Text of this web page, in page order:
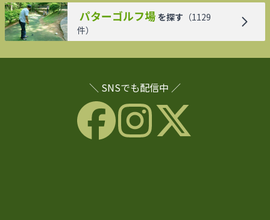
パターゴルフ場 を探す （1129
件）
＼ SNSでも配信中 ／